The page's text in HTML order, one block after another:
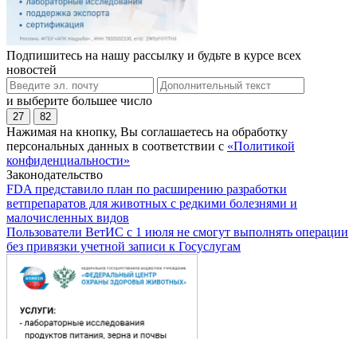
Подпишитесь на нашу рассылку и будьте в курсе всех
новостей
и выберите большее число
27 82
Нажимая на кнопку, Вы соглашаетесь на обработку
персональных данных в соответствии с «Политикой
конфиденциальности»
Законодательство
FDA представило план по расширению разработки
ветпрепаратов для животных с редкими болезнями и
малочисленных видов
Пользователи ВетИС с 1 июля не смогут выполнять операции
без привязки учетной записи к Госуслугам